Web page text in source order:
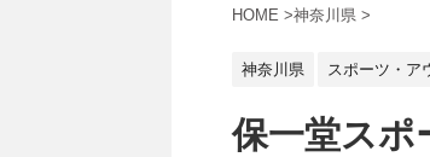
HOME >神奈川県 >
神奈川県 スポーツ・ア
保一堂ス